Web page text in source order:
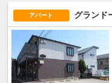
アパート グランド